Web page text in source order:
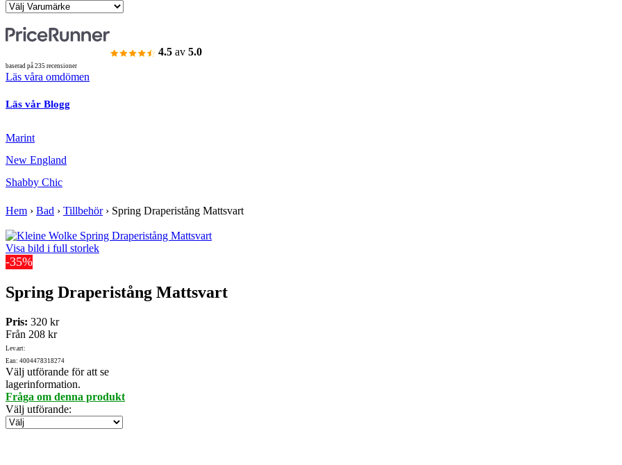
4.5 av 5.0
baserad på 235 recensioner
Läs våra omdömen
Läs vår Blogg
Marint
New England
Shabby Chic
Hem › Bad › Tillbehör› Spring Draperistång Mattsvart
Visa bild i full storlek
-35%
Spring Draperistång Mattsvart
Pris: 320 kr
Från 208 kr
Lev.art:
Ean: 4004478318274
Välj utförande för att se
lagerinformation.
Fråga om denna produkt
Välj utförande: